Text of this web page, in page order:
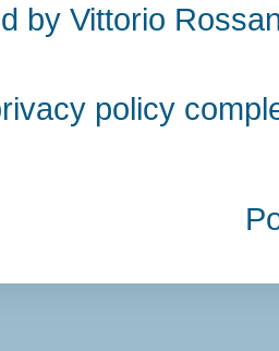
by Vittorio
policy